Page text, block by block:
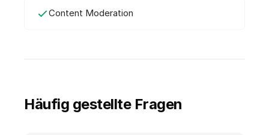
Content Moderation
Häufig gestellte Fragen